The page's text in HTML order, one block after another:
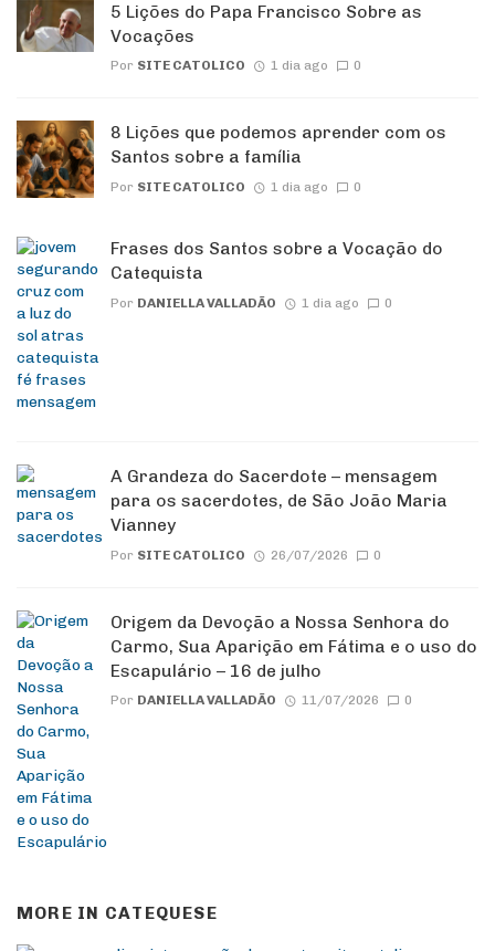
5 Lições do Papa Francisco Sobre as
Vocações
Por SITE CATOLICO 1 dia ago 0
8 Lições que podemos aprender com os
Santos sobre a família
Por SITE CATOLICO 1 dia ago 0
Frases dos Santos sobre a Vocação do
Catequista
Por DANIELLA VALLADÃO 1 dia ago 0
A Grandeza do Sacerdote – mensagem
para os sacerdotes, de São João Maria
Vianney
Por SITE CATOLICO 26/07/2026 0
Origem da Devoção a Nossa Senhora do
Carmo, Sua Aparição em Fátima e o uso do
Escapulário – 16 de julho
Por DANIELLA VALLADÃO 11/07/2026 0
MORE IN CATEQUESE